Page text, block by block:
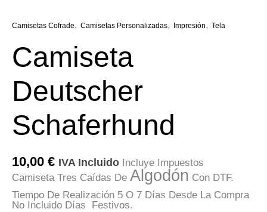
Camisetas Cofrade, Camisetas Personalizadas, Impresión, Tela
Camiseta
Deutscher
Schaferhund
10,00 € IVA Incluido Incluye Impuestos
Camiseta Tres Caídas De Algodón Con DTF.
Tiempo De Realización 5 O 7 Días Desde La Compra
No Incluido Días Festivos.